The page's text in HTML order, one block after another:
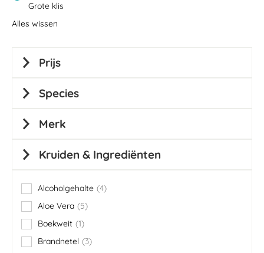
Grote klis
Alles wissen
Prijs
Species
Merk
Kruiden & Ingrediënten
Alcoholgehalte 4
items
Aloe Vera
5
items
Boekweit 1
item
Brandnetel
3
items